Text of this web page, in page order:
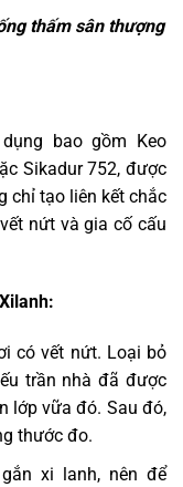
thấm sân thượng
bao gồm Keo
Sikadur 752, được
chỉ tạo liên kết chắc
nứt và gia cố cấu
có vết nứt. Loại bỏ
trần nhà đã được
lớp vữa đó. Sau đó,
thước đo.
xi lanh, nên để